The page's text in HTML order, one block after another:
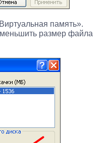
память».
размер файла